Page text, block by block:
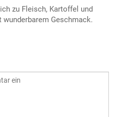
zu Fleisch, Kartoffel und
wunderbarem Geschmack.